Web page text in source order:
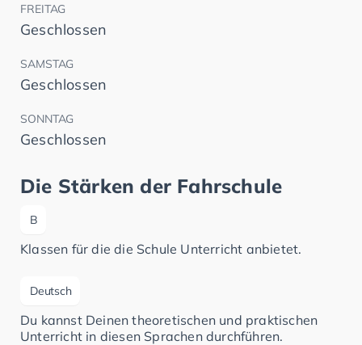
FREITAG
Geschlossen
SAMSTAG
Geschlossen
SONNTAG
Geschlossen
Die Stärken der Fahrschule
B
Klassen für die die Schule Unterricht anbietet.
Deutsch
Du kannst Deinen theoretischen und praktischen
Unterricht in diesen Sprachen durchführen.